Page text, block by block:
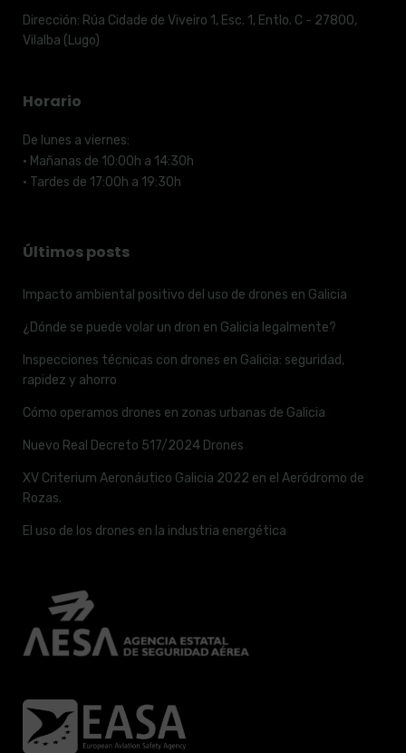
Dirección: Rúa Cidade de Viveiro 1, Esc. 1, Entlo. C - 27800,
Vilalba (Lugo)
Horario
De lunes a viernes:
· Mañanas de 10:00h a 14:30h
· Tardes de 17:00h a 19:30h
Últimos posts
Impacto ambiental positivo del uso de drones en Galicia
¿Dónde se puede volar un dron en Galicia legalmente?
Inspecciones técnicas con drones en Galicia: seguridad,
rapidez y ahorro
Cómo operamos drones en zonas urbanas de Galicia
Nuevo Real Decreto 517/2024 Drones
XV Criterium Aeronáutico Galicia 2022 en el Aeródromo de
Rozas.
El uso de los drones en la industria energética